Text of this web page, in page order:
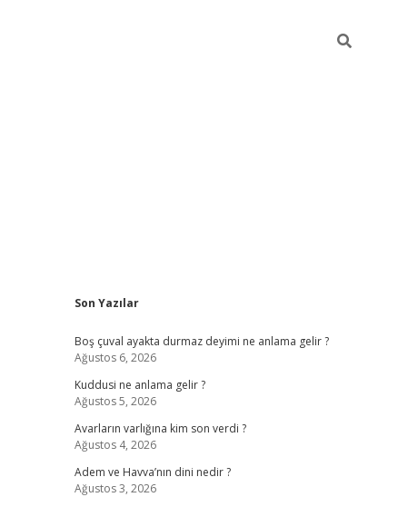
Sidebar
Son Yazılar
Boş çuval ayakta durmaz deyimi ne anlama gelir ?
Ağustos 6, 2026
Kuddusi ne anlama gelir ?
Ağustos 5, 2026
Avarların varlığına kim son verdi ?
Ağustos 4, 2026
Adem ve Havva’nın dini nedir ?
Ağustos 3, 2026